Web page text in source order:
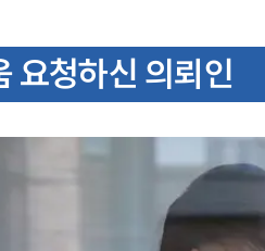
요청하신 의뢰인